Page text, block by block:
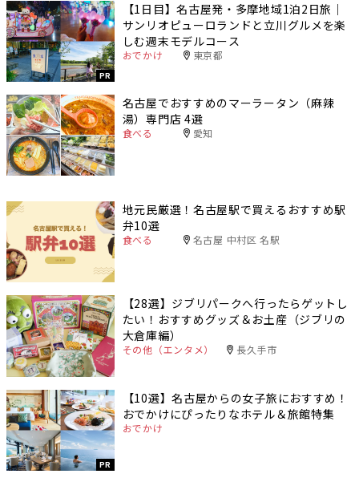
PR
【1日目】名古屋発・多摩地域1泊2日旅｜
サンリオピューロランドと立川グルメを楽
しむ週末モデルコース
おでかけ 東京都
名古屋でおすすめのマーラータン（麻辣
湯）専門店 4選
食べる 愛知
地元民厳選！名古屋駅で買えるおすすめ駅
弁10選
食べる 名古屋 中村区 名駅
【28選】ジブリパークへ行ったらゲットし
たい！おすすめグッズ＆お土産（ジブリの
大倉庫編）
その他（エンタメ） 長久手市
PR
【10選】名古屋からの女子旅におすすめ！
おでかけにぴったりなホテル＆旅館特集
おでかけ